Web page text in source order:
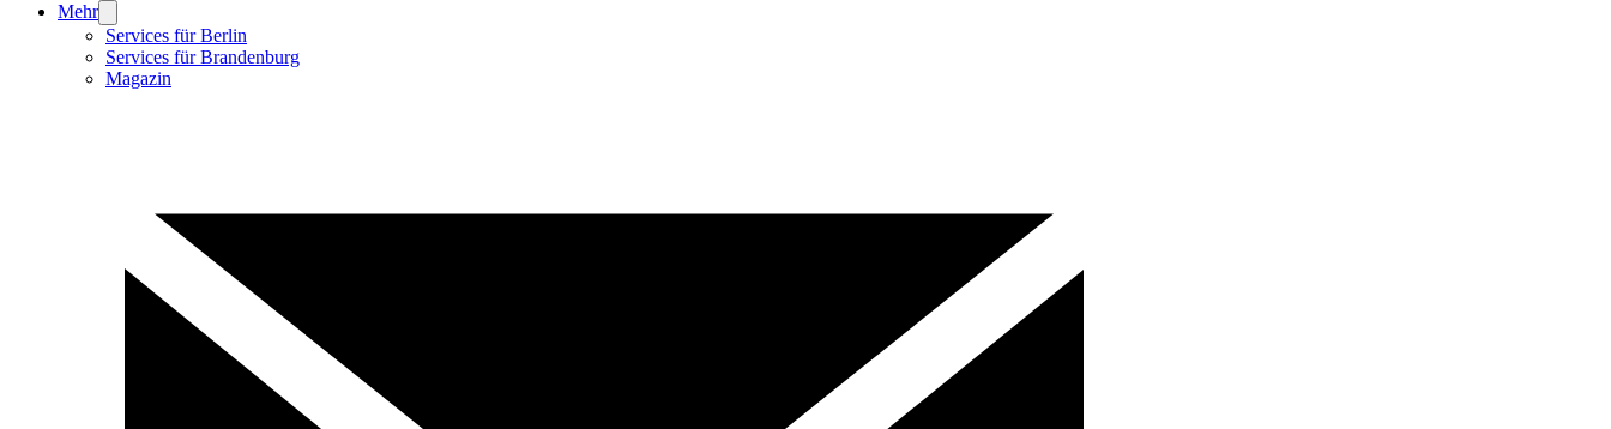
Mehr
Services für Berlin
Services für Brandenburg
Magazin